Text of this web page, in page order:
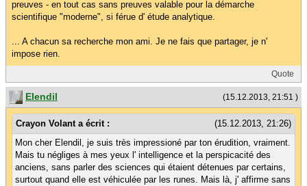
preuves - en tout cas sans preuves valable pour la démarche
scientifique "moderne", si férue d' étude analytique.
... A chacun sa recherche mon ami. Je ne fais que partager, je n'
impose rien.
Quote
(15.12.2013, 21:51 )
Elendil
(15.12.2013, 21:26)
Crayon Volant a écrit :
Mon cher Elendil, je suis très impressioné par ton érudition, vraiment.
Mais tu négliges à mes yeux l' intelligence et la perspicacité des
anciens, sans parler des sciences qui étaient détenues par certains,
surtout quand elle est véhiculée par les runes. Mais là, j' affirme sans